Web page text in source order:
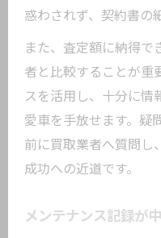
惑わされず、契約書の
また、査定額に納得で
者と比較することが重
スを活用し、十分に情
愛車を手放せます。疑
前に買取業者へ質問し
成功への近道です。
メンテナンス記録が